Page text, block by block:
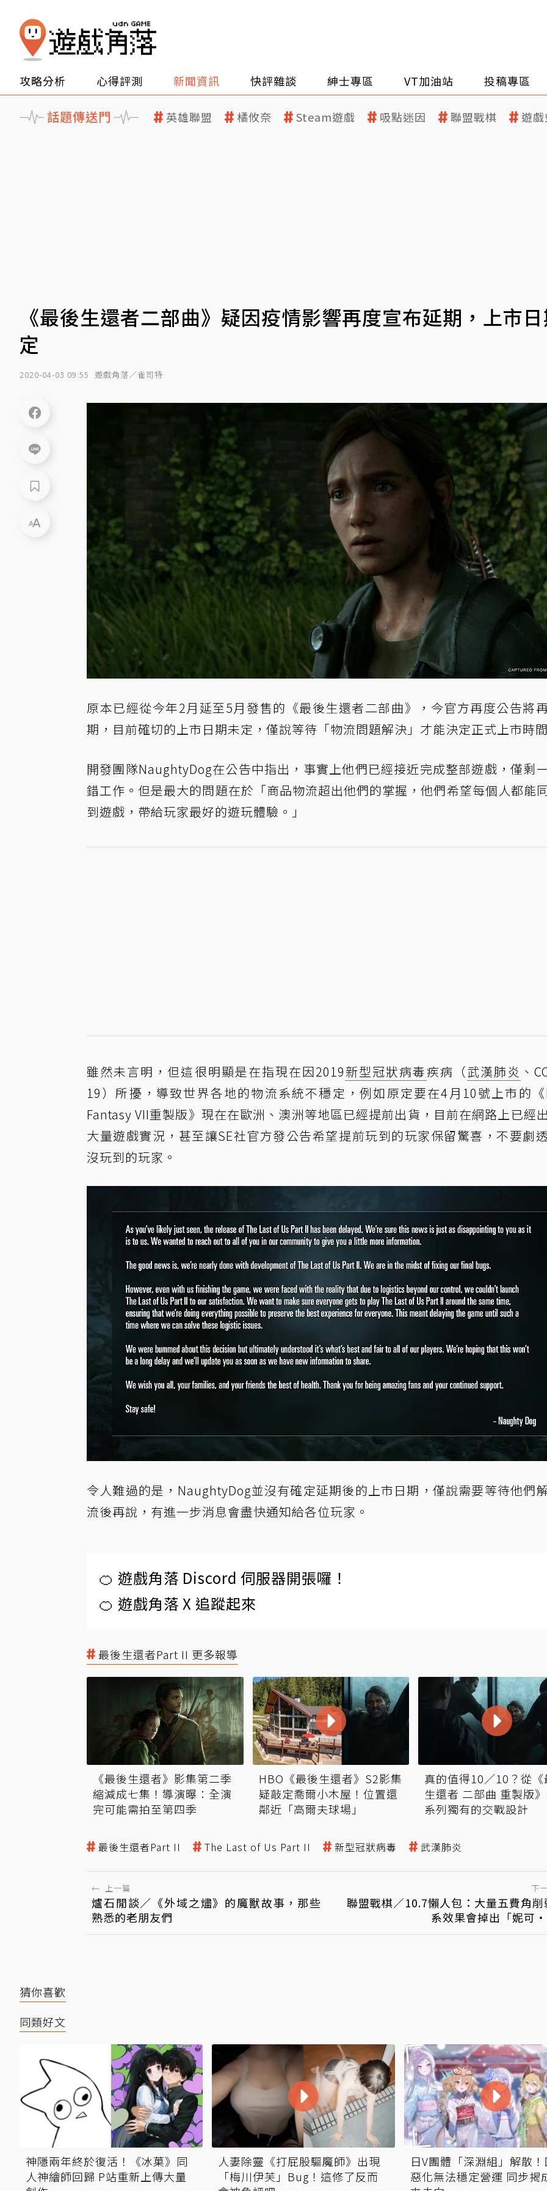
攻略分析 心得評測 新聞資訊 快評雜談 紳士專區 VT加油站 投稿專區
話題傳送門 英雄聯盟 橘攸奈 Steam遊戲 吸點迷因 聯盟戰棋 遊
《最後生還者二部曲》疑因疫情影響再度宣布延期，上市
定
2020-04-03 09:55 遊戲角落／雀司特
原本已經從今年2月延至5月發售的《最後生還者二部曲》，今官方再度公告將
期，目前確切的上市日期未定，僅說等待「物流問題解決」才能決定正式上市時
開發團隊NaughtyDog在公告中指出 ，事實上他們已經接近完成整部遊戲，僅剩
錯工作。但是最大的問題在於「商品物流超出他們的掌握，他們希望每個人都能
到遊戲，帶給玩家最好的遊玩體驗。」
雖然未言明，但這很明顯是在指現在因2019新型冠狀病毒疾病（武漢肺炎 、
19）所擾，導致世界各地的物流系統不穩定，例如原定要在4月10號上市的
Fantasy VII重製版》現在在歐洲、澳洲等地區已經提前出貨，目前在網路上已經
大量遊戲實況，甚至讓SE社官方發公告希望提前玩到的玩家保留驚喜，不要劇
沒玩到的玩家。
令人難過的是，NaughtyDog並沒有確定延期後的上市日期，僅說需要等待他們
流後再說，有進一步消息會盡快通知給各位玩家。
🍊 遊戲角落 Discord 伺服器開張囉！
🍊 遊戲角落 X 追蹤起來
最後生還者Part II 更多報導
《最後生還者》影集第二季
縮減成七集！導演曝：全演
完可能需拍至第四季
HBO《最後生還者》S2影集
疑敲定喬爾小木屋！位置還
鄰近「高爾夫球場」
真的值得10／10？從
生還者 二部曲 重製版
系列獨有的交戰設計
最後生還者Part II The Last of Us Part II 新型冠狀病毒 武漢肺炎
← 上一篇
爐石閒談／《外域之燼》的魔獸故事，那些
熟悉的老朋友們
下
聯盟戰棋／10.7懶人包：大量五費角削
系效果會掉出「妮可
猜你喜歡
同類好文
神隱兩年終於復活！《冰菓》同
人神繪師回歸 P站重新上傳大量
人妻除靈《打屁股驅魔師》出現
「梅川伊芙」Bug！這修了反而
日V團體「深淵組」解散
惡化無法穩定營運 同步揭